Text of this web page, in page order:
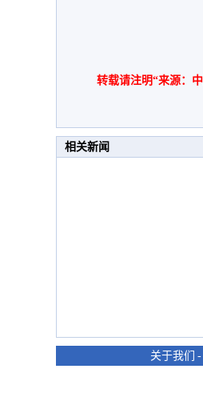
转载请注明“来源：中
相关新闻
关于我们 -